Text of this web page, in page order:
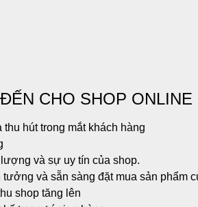
CHO SHOP ONLINE
hút trong mắt khách hàng
và sự uy tín của shop.
và sẵn sàng đặt mua sản phẩm
shop tăng lên